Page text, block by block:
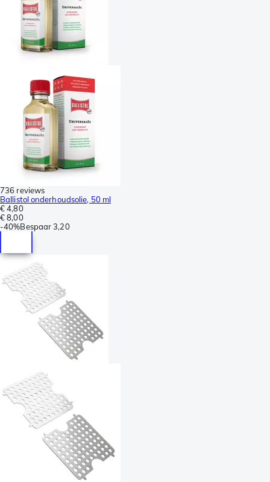
736 reviews
Ballistol onderhoudsolie, 50 ml
€ 4,80
€ 8,00
-40%Bespaar 3,20